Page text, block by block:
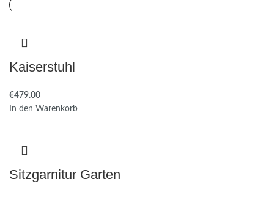
Kaiserstuhl
€
In den Warenkorb
Sitzgarnitur Garten